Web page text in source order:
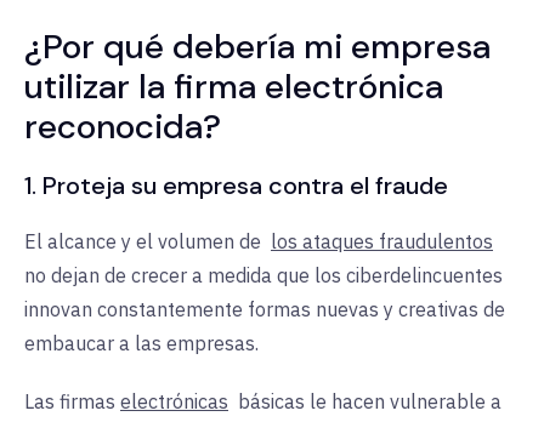
¿Por qué debería mi empresa
utilizar la firma electrónica
reconocida?
1. Proteja su empresa contra el fraude
El alcance y el volumen de los ataques fraudulentos
no dejan de crecer a medida que los ciberdelincuentes
innovan constantemente formas nuevas y creativas de
embaucar a las empresas.
Las firmas electrónicas básicas le hacen vulnerable a